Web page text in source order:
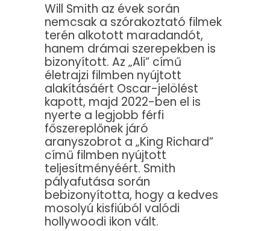
Will Smith az évek során
nemcsak a szórakoztató filmek
terén alkotott maradandót,
hanem drámai szerepekben is
bizonyított. Az „Ali” című
életrajzi filmben nyújtott
alakításáért Oscar-jelölést
kapott, majd 2022-ben el is
nyerte a legjobb férfi
főszereplőnek járó
aranyszobrot a „King Richard”
című filmben nyújtott
teljesítményéért. Smith
pályafutása során
bebizonyította, hogy a kedves
mosolyú kisfiúból valódi
hollywoodi ikon vált.